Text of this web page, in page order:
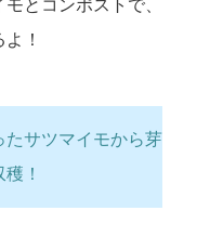
とコンポストで、
！
たサツマイモから芽
！